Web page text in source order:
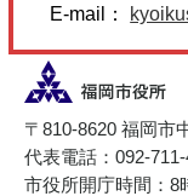
E-mail：
〒810-8620 福岡市
代表電話：092-711-
市役所開庁時間：8